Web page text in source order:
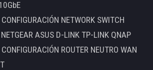
NETWORK SWITCH
ASUS D-LINK TP-LINK QNAP
ROUTER NEUTRO WAN